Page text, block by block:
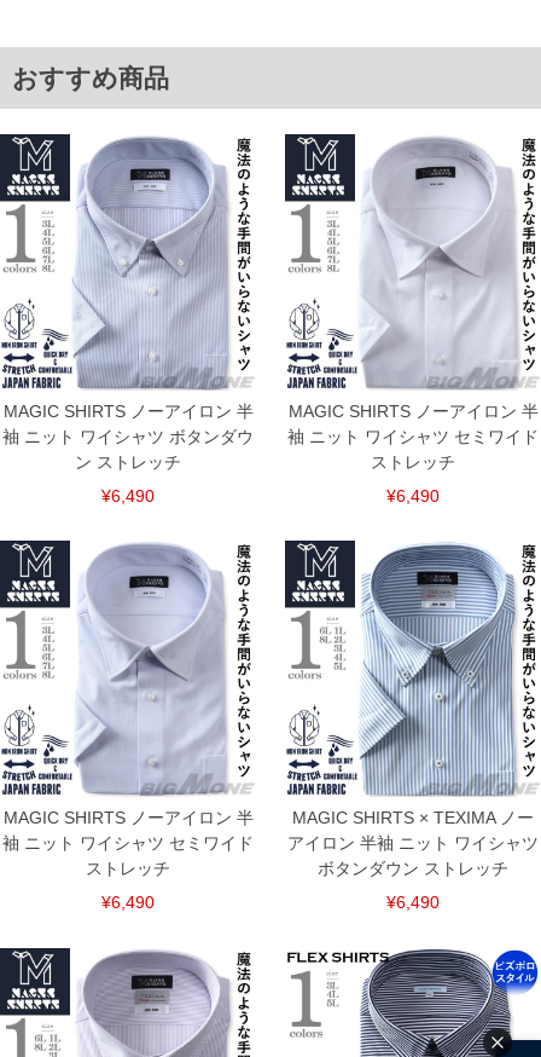
6L/51/61/157/155/157
7L/53/63/163/161/163
8L/55/65/169/167/169
※【返品交換について】
返品交換希望の方は、商品到着後1週間以内にご連絡ください。
下着(肌着)やワイシャツは商品の性質上、返品交換不可とさせて頂いております。予め
ご了承くださいませ。
※【ボトムの裾上げをご希望の場合】
裾上げ料金は500円+税となります。
備考欄に股下●cmとご記入下さい。（裾上げ無料対象商品は1本につき税込6,000円以
上の品が対象。1本5,999円以下の商品は有料（500円+税）となります。）
出荷まで約1週間～20日間程お時間を頂く場合がございます。
尚、裾上げした商品は返品・交換不可となりますので、予めご了承下さい。
一部、お直しに対応出来ない商品がございます。(例：裾にファスナーや調節ひもが付
いている、極端なデザインが施されている等)
※商品によって若干のサイズの誤差がございます。また、お客様がご使用の環境（コ
ンピュータ画面）によって、商品の色味が若干異なる場合がございます。予めご了承
ください。
※当店での掲載商品は、実店鋪と在庫を共用しておりますので店頭での売り違い、店
舗からのお取り寄せ等により、お客様にご迷惑をお掛けしてしまう場合がございま
す。そのようなことがない様最大限に努めておりますが、もしあった場合速やかにご
ITEM INTRODUCTION
おすすめ商品
MAGIC SHIRTS ノーアイロン 半
袖 ニット ワイシャツ ボタンダウ
ン ストレッチ
¥6,490
MAGIC SHIRTS ノーアイロン 半
袖 ニット ワイシャツ セミワイド
ストレッチ
¥6,490
MAGIC SHIRTS ノーアイロン 半
袖 ニット ワイシャツ セミワイド
ストレッチ
¥6,490
MAGIC SHIRTS × TEXIMA ノー
アイロン 半袖 ニット ワイシャツ
ボタンダウン ストレッチ
¥6,490